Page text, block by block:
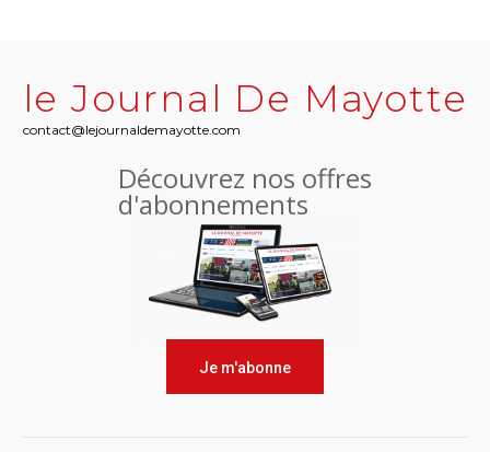
le Journal De Mayotte
contact@lejournaldemayotte.com
Découvrez nos offres
d'abonnements
Je m'abonne